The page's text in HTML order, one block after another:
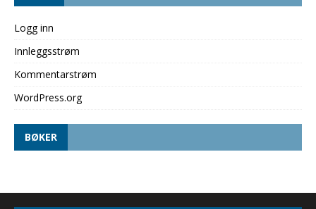
Logg inn
Innleggsstrøm
Kommentarstrøm
WordPress.org
BØKER